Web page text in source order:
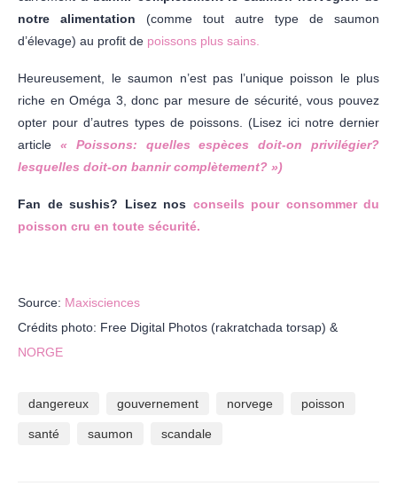
notre alimentation (comme tout autre type de saumon
d’élevage) au profit de poissons plus sains.
Heureusement, le saumon n’est pas l’unique poisson le plus
riche en Oméga 3, donc par mesure de sécurité, vous pouvez
opter pour d’autres types de poissons. (Lisez ici notre dernier
article « Poissons: quelles espèces doit-on privilégier?
lesquelles doit-on bannir complètement? »)
Fan de sushis? Lisez nos conseils pour consommer du
poisson cru en toute sécurité.
Source: Maxisciences
Crédits photo: Free Digital Photos (rakratchada torsap) &
NORGE
dangereux gouvernement norvege poisson
santé saumon scandale